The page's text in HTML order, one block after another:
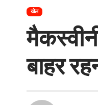
खेल
बाहर